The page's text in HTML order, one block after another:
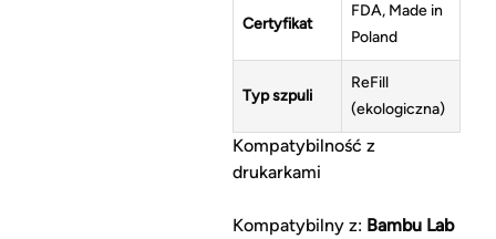
Certyfikat
FDA, Made in
Poland
Typ szpuli
ReFill
(ekologiczna)
Kompatybilność z
drukarkami
Kompatybilny z: Bambu Lab